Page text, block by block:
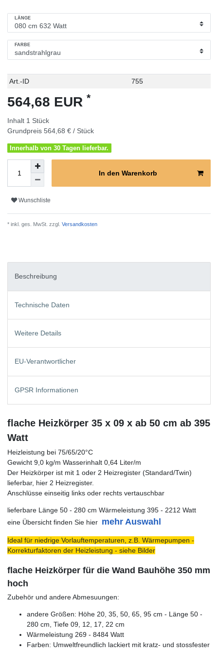
LÄNGE
FARBE
Technisches
Wert
Art.-ID 755
564,68 EUR *
Inhalt 1 Stück
Grundpreis 564,68 € / Stück
Innerhalb von 30 Tagen lieferbar.
In den Warenkorb
Wunschliste
* inkl. ges. MwSt. zzgl. Versandkosten
Beschreibung
Technische Daten
Weitere Details
EU-Verantwortlicher
GPSR Informationen
flache Heizkörper 35 x 09 x ab 50 cm ab 395
Watt
Heizleistung bei 75/65/20°C
Gewicht 9,0 kg/m Wasserinhalt 0,64 Liter/m
Der Heizkörper ist mit 1 oder 2 Heizregister (Standard/Twin)
lieferbar, hier 2 Heizregister.
Anschlüsse einseitig links oder rechts vertauschbar
lieferbare Länge 50 - 280 cm Wärmeleistung 395 - 2212 Watt
eine Übersicht finden Sie hier mehr Auswahl
Ideal für niedrige Vorlauftemperaturen, z.B. Wärmepumpen -
Korrekturfaktoren der Heizleistung - siehe Bilder
flache Heizkörper für die Wand Bauhöhe 350 mm
hoch
Zubehör und andere Abmesuungen:
andere Größen: Höhe 20, 35, 50, 65, 95 cm - Länge 50 -
280 cm, Tiefe 09, 12, 17, 22 cm
Wärmeleistung 269 - 8484 Watt
Farben: Umweltfreundlich lackiert mit kratz- und stossfester